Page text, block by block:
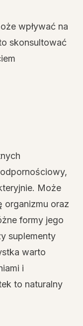
wpływać na
skonsultować
Może
organizmu oraz
formy jego
suplementy
warto
i
to naturalny